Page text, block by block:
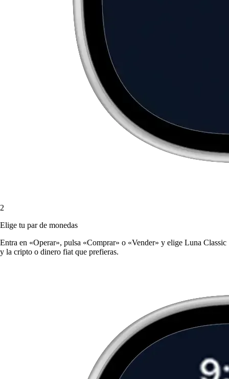
2
Elige tu par de monedas
Entra en «Operar», pulsa «Comprar» o «Vender» y elige Luna Classic
y la cripto o dinero fiat que prefieras.